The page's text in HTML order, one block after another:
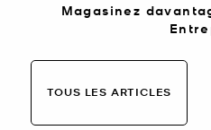
Magasinez
TOUS LES ARTICLES